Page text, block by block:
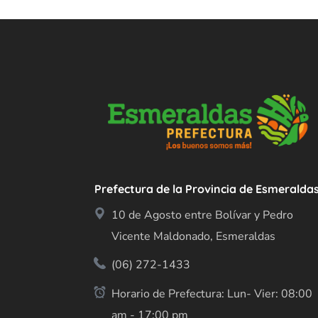
Prefectura de la Provincia de
10 de Agosto entre Bolívar y Pedro
Vicente Maldonado, Esmeraldas
(06) 272-1433
Horario de Prefectura: Lun- Vier: 08:00